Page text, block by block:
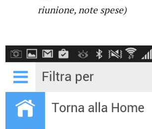
riunione, note spese)